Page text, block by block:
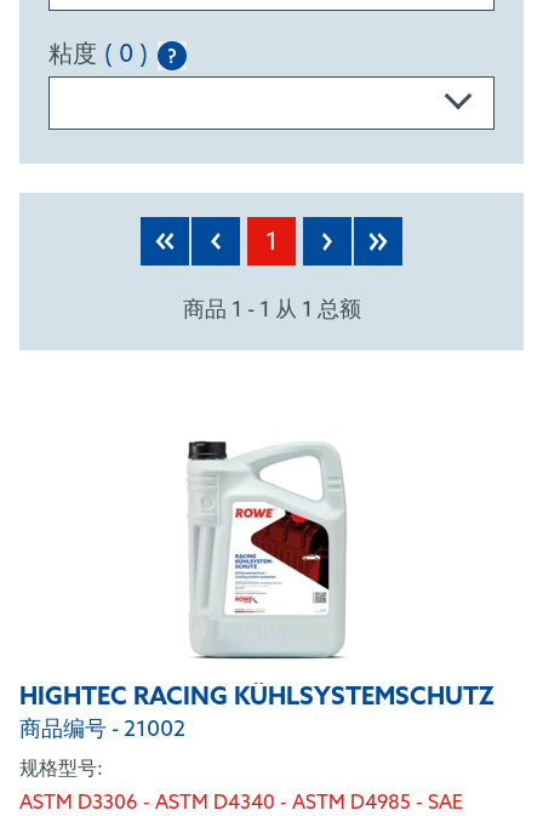
粘度 ( 0 ) ?
PRODUCTS
1
商品 1 - 1 从 1 总额
HIGHTEC RACING KÜHLSYSTEMSCHUTZ
商品编号 - 21002
规格型号:
ASTM D3306 - ASTM D4340 - ASTM D4985 - SAE